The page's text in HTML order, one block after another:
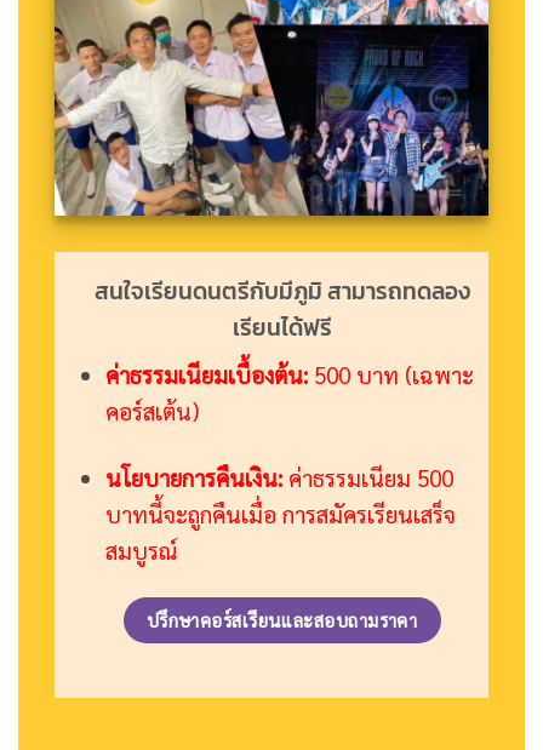
สนใจเรียนดนตรีกับมีภูมิ สามารถทดลอง
เรียนได้ฟรี
ค่าธรรมเนียมเบื้องต้น:500 บาท (เฉพาะ
คอร์สเต้น)
นโยบายการคืนเงิน:ค่าธรรมเนียม 500
บาทนี้จะถูกคืนเมื่อ การสมัครเรียนเสร็จ
สมบูรณ์
ปรึกษาคอร์สเรียนและสอบถามราคา